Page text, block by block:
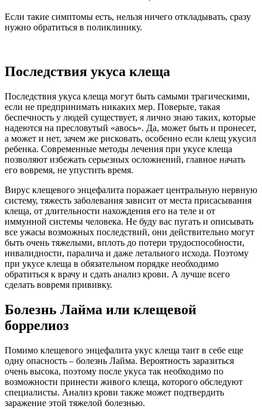
Если такие симптомы есть, нельзя ничего откладывать, сразу
нужно обратиться в поликлинику.
Последствия укуса клеща
Последствия укуса клеща могут быть самыми трагическими,
если не предпринимать никаких мер. Поверьте, такая
беспечность у людей существует, я лично знаю таких, которые
надеются на пресловутый «авось». Да, может быть и пронесет,
а может и нет, зачем же рисковать, особенно если клещ укусил
ребенка. Современные методы лечения при укусе клеща
позволяют избежать серьезных осложнений, главное начать
его вовремя, не упустить время.
Вирус клещевого энцефалита поражает центральную нервную
систему, тяжесть заболевания зависит от места присасывания
клеща, от длительности нахождения его на теле и от
иммунной системы человека. Не буду вас пугать и описывать
все ужасы возможных последствий, они действительно могут
быть очень тяжелыми, вплоть до потери трудоспособности,
инвалидности, паралича и даже летального исхода. Поэтому
при укусе клеща в обязательном порядке необходимо
обратиться к врачу и сдать анализ крови. А лучше всего
сделать вовремя прививку.
Болезнь Лайма или клещевой
боррелиоз
Помимо клещевого энцефалита укус клеща таит в себе еще
одну опасность – болезнь Лайма. Вероятность заразиться
очень высока, поэтому после укуса так необходимо по
возможности принести живого клеща, которого обследуют
специалисты. Анализ крови также может подтвердить
заражение этой тяжелой болезнью.